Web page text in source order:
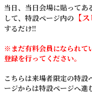
当日、 当日会場に貼ってあ
して、特設ページ内の 【
するだけ!!
※まだ有料会員になられて
登録を行ってください。
こちらは来場者限定の特
ージからは特設ページへ進